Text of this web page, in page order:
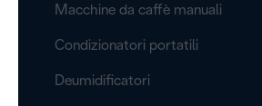
Macchine da caffè manuali
Condizionatori portatili
Deumidificatori